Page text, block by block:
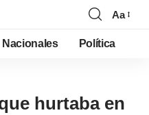
Aa
Nacionales Política
hurtaba en